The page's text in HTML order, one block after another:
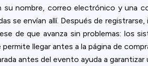
nombre, correo electrónico y una
se envían allí. Después de
de que avanza sin problemas: los
llegar antes a la página de
antes del evento ayuda a garantizar